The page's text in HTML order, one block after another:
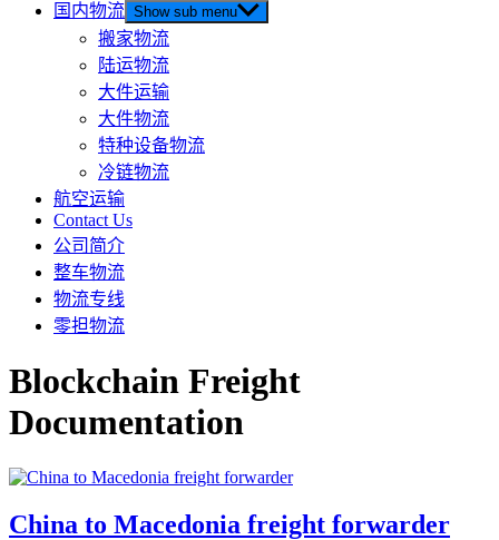
国内物流 Show sub menu
搬家物流
陆运物流
大件运输
大件物流
特种设备物流
冷链物流
航空运输
Contact Us
公司简介
整车物流
物流专线
零担物流
Blockchain Freight
Documentation
China to Macedonia freight forwarder